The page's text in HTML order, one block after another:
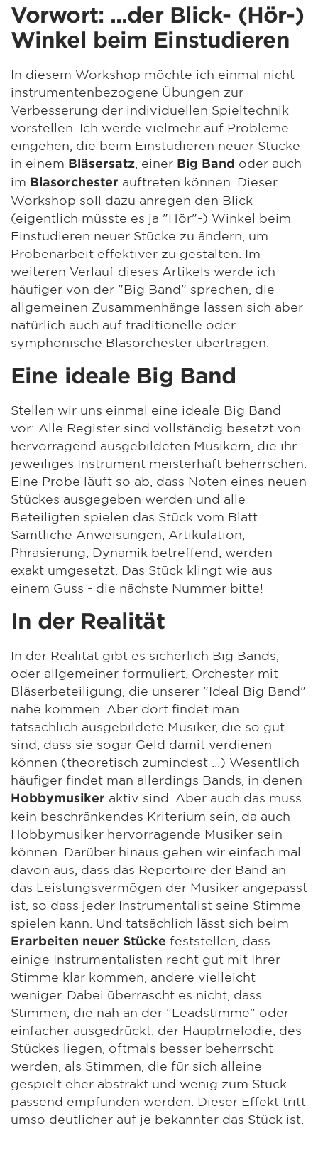
Vorwort: ...der Blick- (Hör-)
Winkel beim Einstudieren
In diesem Workshop möchte ich einmal nicht
instrumentenbezogene Übungen zur
Verbesserung der individuellen Spieltechnik
vorstellen. Ich werde vielmehr auf Probleme
eingehen, die beim Einstudieren neuer Stücke
in einem Bläsersatz , einer Big Band oder auch
im Blasorchester auftreten können. Dieser
Workshop soll dazu anregen den Blick-
(eigentlich müsste es ja "Hör"-) Winkel beim
Einstudieren neuer Stücke zu ändern, um
Probenarbeit effektiver zu gestalten. Im
weiteren Verlauf dieses Artikels werde ich
häufiger von der "Big Band" sprechen, die
allgemeinen Zusammenhänge lassen sich aber
natürlich auch auf traditionelle oder
symphonische Blasorchester übertragen.
Eine ideale Big Band
Stellen wir uns einmal eine ideale Big Band
vor: Alle Register sind vollständig besetzt von
hervorragend ausgebildeten Musikern, die ihr
jeweiliges Instrument meisterhaft beherrschen.
Eine Probe läuft so ab, dass Noten eines neuen
Stückes ausgegeben werden und alle
Beteiligten spielen das Stück vom Blatt.
Sämtliche Anweisungen, Artikulation,
Phrasierung, Dynamik betreffend, werden
exakt umgesetzt. Das Stück klingt wie aus
einem Guss - die nächste Nummer bitte!
In der Realität
In der Realität gibt es sicherlich Big Bands,
oder allgemeiner formuliert, Orchester mit
Bläserbeteiligung, die unserer "Ideal Big Band"
nahe kommen. Aber dort findet man
tatsächlich ausgebildete Musiker, die so gut
sind, dass sie sogar Geld damit verdienen
können (theoretisch zumindest ...) Wesentlich
häufiger findet man allerdings Bands, in denen
Hobbymusiker aktiv sind. Aber auch das muss
kein beschränkendes Kriterium sein, da auch
Hobbymusiker hervorragende Musiker sein
können. Darüber hinaus gehen wir einfach mal
davon aus, dass das Repertoire der Band an
das Leistungsvermögen der Musiker angepasst
ist, so dass jeder Instrumentalist seine Stimme
spielen kann. Und tatsächlich lässt sich beim
Erarbeiten neuer Stücke feststellen, dass
einige Instrumentalisten recht gut mit Ihrer
Stimme klar kommen, andere vielleicht
weniger. Dabei überrascht es nicht, dass
Stimmen, die nah an der "Leadstimme" oder
einfacher ausgedrückt, der Hauptmelodie, des
Stückes liegen, oftmals besser beherrscht
werden, als Stimmen, die für sich alleine
gespielt eher abstrakt und wenig zum Stück
passend empfunden werden. Dieser Effekt tritt
umso deutlicher auf je bekannter das Stück ist.